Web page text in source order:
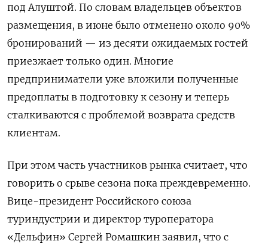
под Алуштой. По словам владельцев объектов
размещения, в июне было отменено около 90%
бронирований — из десяти ожидаемых гостей
приезжает только один. Многие
предприниматели уже вложили полученные
предоплаты в подготовку к сезону и теперь
сталкиваются с проблемой возврата средств
клиентам.
При этом часть участников рынка считает, что
говорить о срыве сезона пока преждевременно.
Вице-президент Российского союза
туриндустрии и директор туроператора
«Дельфин» Сергей Ромашкин заявил, что с